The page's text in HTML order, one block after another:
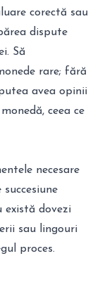
corectă sau
dispute
Să
rare; fără
avea opinii
ceea ce
necesare
există dovezi
sau lingouri
proces.